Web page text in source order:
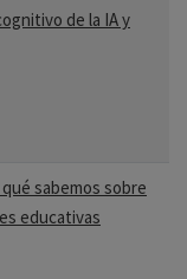
de la IA y
sabemos sobre
educativas